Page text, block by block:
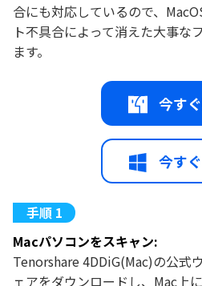
合にも対応しているので、
ト不具合によって消えた大事な
ます。
今す
今す
Macパソコンをスキャン:
Tenorshare 4DDiG(Mac)の公式
ェアをダウンロードし、Mac上